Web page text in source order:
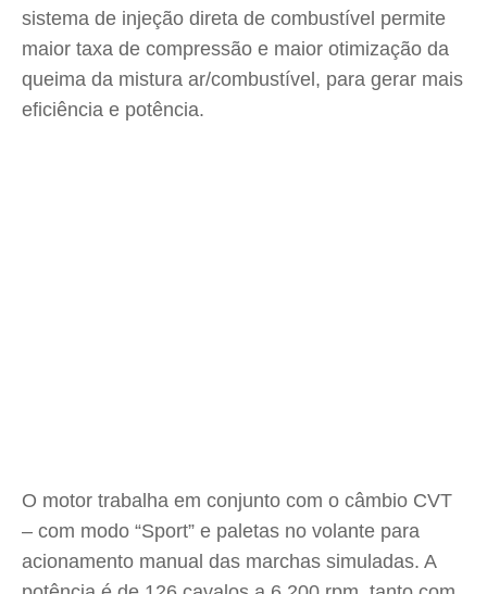
sistema de injeção direta de combustível permite
maior taxa de compressão e maior otimização da
queima da mistura ar/combustível, para gerar mais
eficiência e potência.
O motor trabalha em conjunto com o câmbio CVT
– com modo “Sport” e paletas no volante para
acionamento manual das marchas simuladas. A